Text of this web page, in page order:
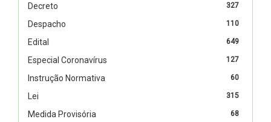
327
Decreto
110
Despacho
649
Edital
127
Especial Coronavírus
60
Instrução Normativa
315
Lei
68
Medida Provisória